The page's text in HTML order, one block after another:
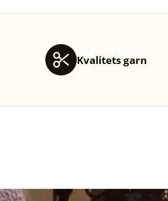
Kvalitets garn